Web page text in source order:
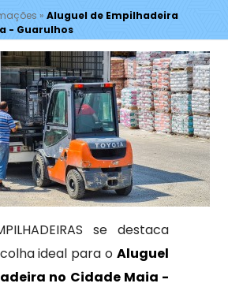
» Aluguel de Empilhadeira
- Guarulhos
se destaca
ideal para oAluguel
no Cidade Maia -